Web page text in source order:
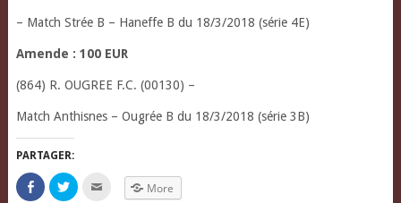
– Match Strée B – Haneffe B du 18/3/2018 (série 4E)
Amende : 100 EUR
(864) R. OUGREE F.C. (00130) –
Match Anthisnes – Ougrée B du 18/3/2018 (série 3B)
PARTAGER:
Click
to
Click
to More